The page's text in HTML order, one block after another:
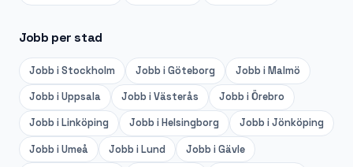
Jobb per stad
Jobb iStockholm Jobb iGöteborg Jobb iMalmö
Jobb iUppsala Jobb iVästerås Jobb iÖrebro
Jobb iLinköping Jobb iHelsingborg Jobb iJönköping
Jobb iUmeå Jobb iLund Jobb iGävle